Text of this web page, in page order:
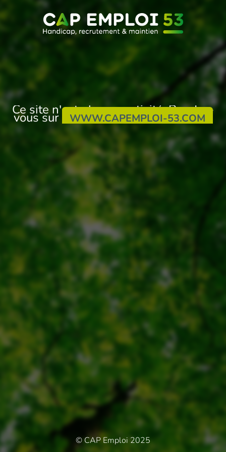
Ce site n'est plus en activité. Rendez-
vous sur WWW.CAPEMPLOI-53.COM
© CAP Emploi 2025